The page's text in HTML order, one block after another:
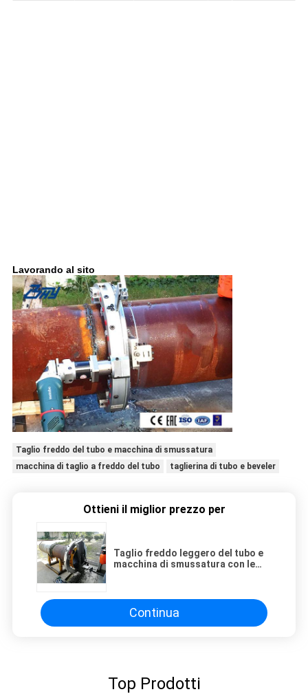
Lavorando al sito
Taglio freddo del tubo e macchina di smussatura
macchina di taglio a freddo del tubo
taglierina di tubo e beveler
Ottieni il miglior prezzo per
Taglio freddo leggero del tubo e
macchina di smussatura con le
Continua
Top Prodotti